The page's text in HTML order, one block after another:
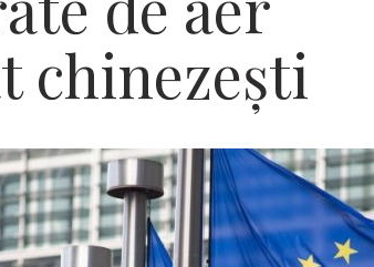
chinezeşti